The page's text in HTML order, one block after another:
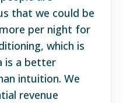
that we could be
per night for
which is
is a better
intuition. We
revenue